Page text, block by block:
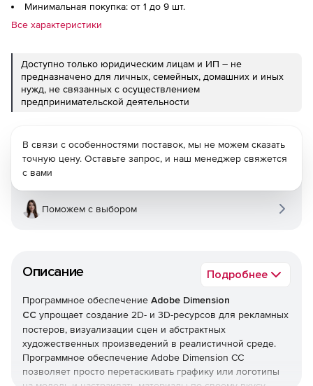
Минимальная покупка: от 1 до 9 шт.
Все характеристики
Доступно только юридическим лицам и ИП – не
предназначено для личных, семейных, домашних и иных
нужд, не связанных с осуществлением
предпринимательской деятельности
Описание Подробнее
Программное обеспечение Adobe Dimension
CC упрощает создание 2D- и 3D-ресурсов для рекламных
постеров, визуализации сцен и абстрактных
художественных произведений в реалистичной среде.
Программное обеспечение Adobe Dimension CC
позволяет просто перетаскивать графику или логотипы
В связи с особенностями поставок, мы не можем сказать
точную цену. Оставьте запрос, и наш менеджер свяжется
с вами
Поможем с выбором